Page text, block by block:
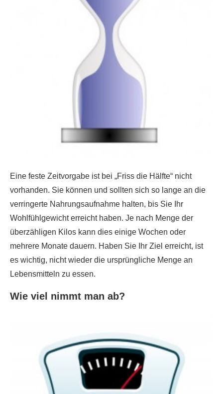
Eine feste Zeitvorgabe ist bei „Friss die Hälfte“ nicht
vorhanden. Sie können und sollten sich so lange an die
verringerte Nahrungsaufnahme halten, bis Sie Ihr
Wohlfühlgewicht erreicht haben. Je nach Menge der
überzähligen Kilos kann dies einige Wochen oder
mehrere Monate dauern. Haben Sie Ihr Ziel erreicht, ist
es wichtig, nicht wieder die ursprüngliche Menge an
Lebensmitteln zu essen.
Wie viel nimmt man ab?